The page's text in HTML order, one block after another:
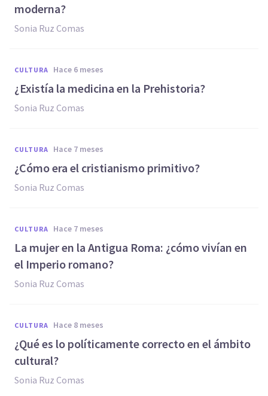
moderna?
Sonia Ruz Comas
CULTURA hace 6 meses
¿Existía la medicina en la Prehistoria?
Sonia Ruz Comas
CULTURA hace 7 meses
¿Cómo era el cristianismo primitivo?
Sonia Ruz Comas
CULTURA hace 7 meses
La mujer en la Antigua Roma: ¿cómo vivían en
el Imperio romano?
Sonia Ruz Comas
CULTURA hace 8 meses
¿Qué es lo políticamente correcto en el ámbito
cultural?
Sonia Ruz Comas